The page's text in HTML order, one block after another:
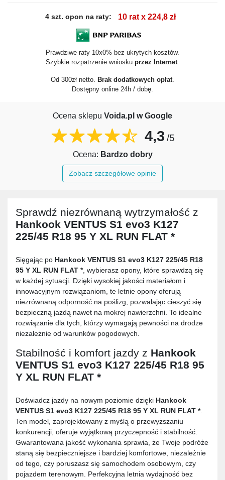
4 szt. opon na raty: 10 rat x 224,8 zł
Prawdziwe raty 10x0% bez ukrytych kosztów.
Szybkie rozpatrzenie wniosku przez Internet.
Od 300zł netto. Brak dodatkowych opłat.
Dostępny online 24h / dobę.
Ocena sklepu Voida.pl w Google
4,3 /5
Ocena: Bardzo dobry
Zobacz szczegółowe opinie
Sprawdź niezrównaną wytrzymałość z
Hankook VENTUS S1 evo3 K127
225/45 R18 95 Y XL RUN FLAT *
Sięgając po Hankook VENTUS S1 evo3 K127 225/45 R18
95 Y XL RUN FLAT *, wybierasz opony, które sprawdzą się
w każdej sytuacji. Dzięki wysokiej jakości materiałom i
innowacyjnym rozwiązaniom, te letnie opony oferują
niezrównaną odporność na poślizg, pozwalając cieszyć się
bezpieczną jazdą nawet na mokrej nawierzchni. To idealne
rozwiązanie dla tych, którzy wymagają pewności na drodze
niezależnie od warunków pogodowych.
Stabilność i komfort jazdy z Hankook
VENTUS S1 evo3 K127 225/45 R18 95
Y XL RUN FLAT *
Doświadcz jazdy na nowym poziomie dzięki Hankook
VENTUS S1 evo3 K127 225/45 R18 95 Y XL RUN FLAT *.
Ten model, zaprojektowany z myślą o przewyższaniu
konkurencji, oferuje wyjątkową przyczepność i stabilność.
Gwarantowana jakość wykonania sprawia, że Twoje podróże
staną się bezpieczniejsze i bardziej komfortowe, niezależnie
od tego, czy poruszasz się samochodem osobowym, czy
pojazdem terenowym. Perfekcyjna letnia wydajność bez